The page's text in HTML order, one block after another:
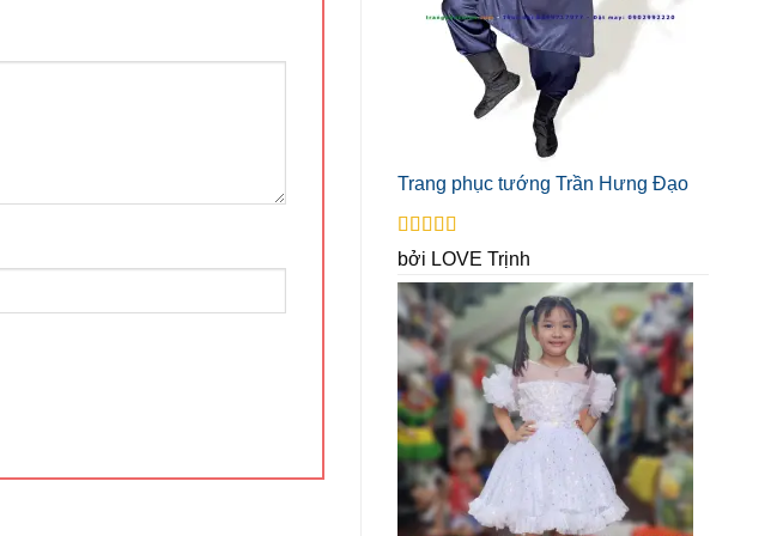
Trang phục tướng Trần Hưng Đạo
Được xếp
hạng55 sao
bởi LOVE Trịnh